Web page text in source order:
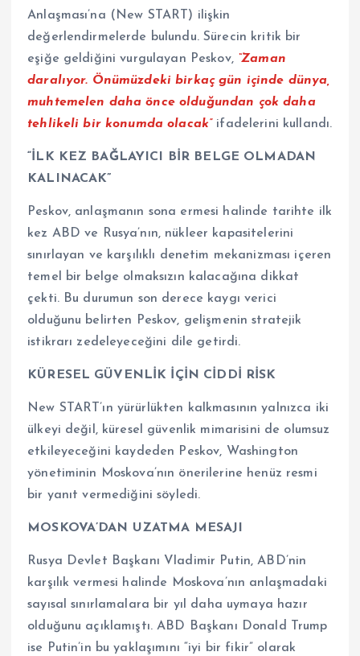
Anlaşması’na (New START) ilişkin
değerlendirmelerde bulundu. Sürecin kritik bir
eşiğe geldiğini vurgulayan Peskov, “Zaman
daralıyor. Önümüzdeki birkaç gün içinde dünya,
muhtemelen daha önce olduğundan çok daha
tehlikeli bir konumda olacak” ifadelerini kullandı.
“İLK KEZ BAĞLAYICI BİR BELGE OLMADAN
KALINACAK”
Peskov, anlaşmanın sona ermesi halinde tarihte ilk
kez ABD ve Rusya’nın, nükleer kapasitelerini
sınırlayan ve karşılıklı denetim mekanizması içeren
temel bir belge olmaksızın kalacağına dikkat
çekti. Bu durumun son derece kaygı verici
olduğunu belirten Peskov, gelişmenin stratejik
istikrarı zedeleyeceğini dile getirdi.
KÜRESEL GÜVENLİK İÇİN CİDDİ RİSK
New START’ın yürürlükten kalkmasının yalnızca iki
ülkeyi değil, küresel güvenlik mimarisini de olumsuz
etkileyeceğini kaydeden Peskov, Washington
yönetiminin Moskova’nın önerilerine henüz resmi
bir yanıt vermediğini söyledi.
MOSKOVA’DAN UZATMA MESAJI
Rusya Devlet Başkanı Vladimir Putin, ABD’nin
karşılık vermesi halinde Moskova’nın anlaşmadaki
sayısal sınırlamalara bir yıl daha uymaya hazır
olduğunu açıklamıştı. ABD Başkanı Donald Trump
ise Putin’in bu yaklaşımını “iyi bir fikir” olarak